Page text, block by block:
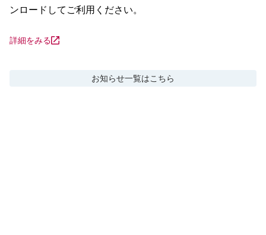
ンロードしてご利用ください。
詳細をみる
お知らせ一覧はこちら